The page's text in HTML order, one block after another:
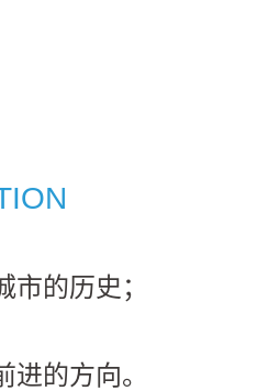
市的历史；
进的方向。